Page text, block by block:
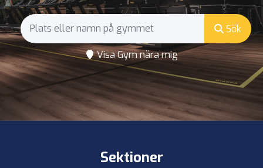
Sök
Visa Gym nära mig
Sektioner